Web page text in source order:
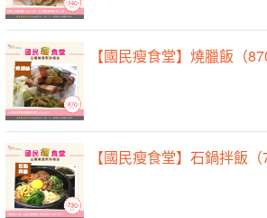
【國民瘦食堂】燒臘飯（
【國民瘦食堂】石鍋拌飯（